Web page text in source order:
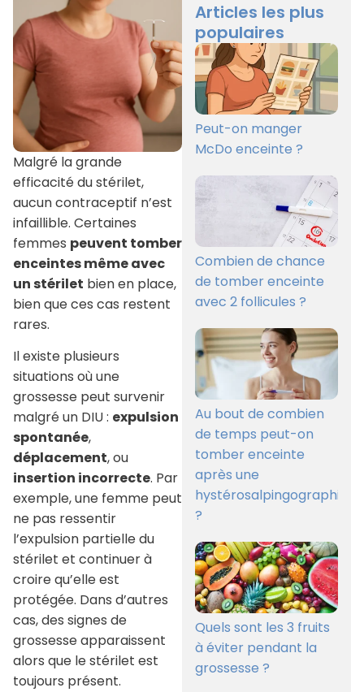
Malgré la grande
efficacité du stérilet,
aucun contraceptif n’est
infaillible. Certaines
femmes peuvent tomber
enceintes même avec
un stérilet bien en place,
bien que ces cas restent
rares.
Il existe plusieurs
situations où une
grossesse peut survenir
malgré un DIU : expulsion
spontanée,
déplacement, ou
insertion incorrecte. Par
exemple, une femme peut
ne pas ressentir
l’expulsion partielle du
stérilet et continuer à
croire qu’elle est
protégée. Dans d’autres
cas, des signes de
grossesse apparaissent
alors que le stérilet est
toujours présent.
Articles les plus
populaires
Peut-on manger
McDo enceinte ?
Combien de chance
de tomber enceinte
avec 2 follicules ?
Au bout de combien
de temps peut-on
tomber enceinte
après une
hystérosalpingographie
?
Quels sont les 3 fruits
à éviter pendant la
grossesse ?